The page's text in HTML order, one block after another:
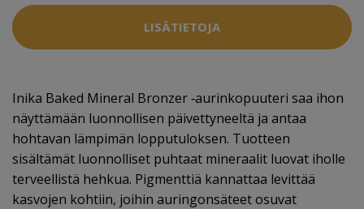
LISÄTIETOJA
Inika Baked Mineral Bronzer ‑aurinkopuuteri saa ihon
näyttämään luonnollisen päivettyneeltä ja antaa
hohtavan lämpimän lopputuloksen. Tuotteen
sisältämät luonnolliset puhtaat mineraalit luovat iholle
terveellistä hehkua. Pigmenttiä kannattaa levittää
kasvojen kohtiin, joihin auringonsäteet osuvat